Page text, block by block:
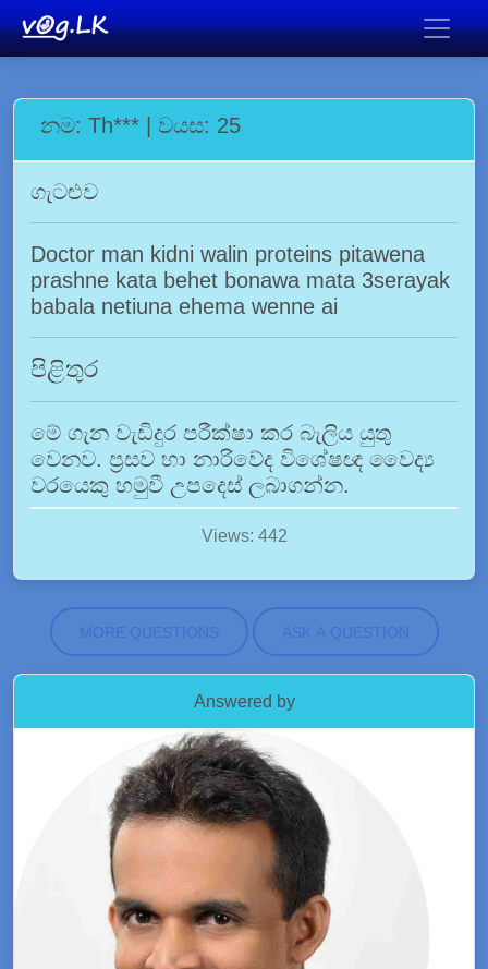
නම: Th*** | වයස: 25
ගැටළුව
Doctor man kidni walin proteins pitawena
prashne kata behet bonawa mata 3serayak
babala netiuna ehema wenne ai
පිළිතුර
මේ ගැන වැඩිදුර පරීක්ෂා කර බැලිය යුතු
වෙනව. ප්‍රසව හා නාරිවේද විශේෂඥ වෛද්‍ය
වරයෙකු හමුවී උපදෙස් ලබාගන්න.
Views: 442
MORE QUESTIONS ASK A QUESTION
Answered by